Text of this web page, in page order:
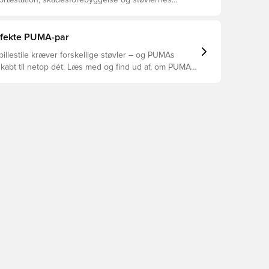
underlag.
PUMA-par
kræver forskellige støvler – og PUMAs
til netop dét. Læs med og find ud af, om PUMA